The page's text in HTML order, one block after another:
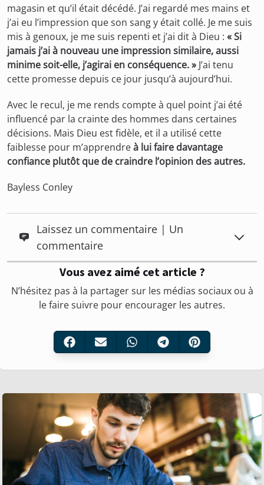
magasin et qu’il était décédé. J’ai regardé mes mains et
j’ai eu l’impression que son sang y était collé. Je me suis
mis à genoux, je me suis repenti et j’ai dit à Dieu : « Si
jamais j’ai à nouveau une impression similaire, aussi
minime soit-elle, j’agirai en conséquence. » J’ai tenu
cette promesse depuis ce jour jusqu’à aujourd’hui.
Avec le recul, je me rends compte à quel point j’ai été
influencé par la crainte des hommes dans certaines
décisions. Mais Dieu est fidèle, et il a utilisé cette
faiblesse pour m’apprendreà lui faire davantage
confiance plutôt que de craindre l’opinion des autres.
Bayless Conley
Laissez un commentaire | Un
commentaire
Vous avez aimé cet article ?
N’hésitez pas à la partager sur les médias sociaux ou à
le faire suivre pour encourager les autres.